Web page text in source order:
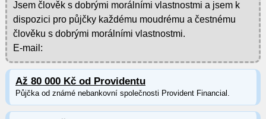
Jsem člověk s dobrými morálními vlastnostmi a jsem k
dispozici pro půjčky každému moudrému a čestnému
člověku s dobrými morálními vlastnostmi.
E-mail:
Až 80 000 Kč od Providentu
Půjčka od známé nebankovní společnosti Provident Financial.